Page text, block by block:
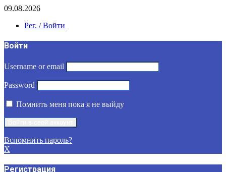
09.08.2026
Рег. / Войти
Войти
Username or email
Password
Помнить меня пока я не выйду
Вспомнить пароль?
X
Регистрация